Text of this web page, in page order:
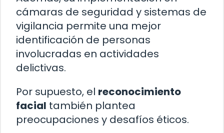
cámaras de seguridad y sistemas de
vigilancia permite una mejor
identificación de personas
involucradas en actividades
delictivas.
Por supuesto, el reconocimiento
facial también plantea
preocupaciones y desafíos éticos.